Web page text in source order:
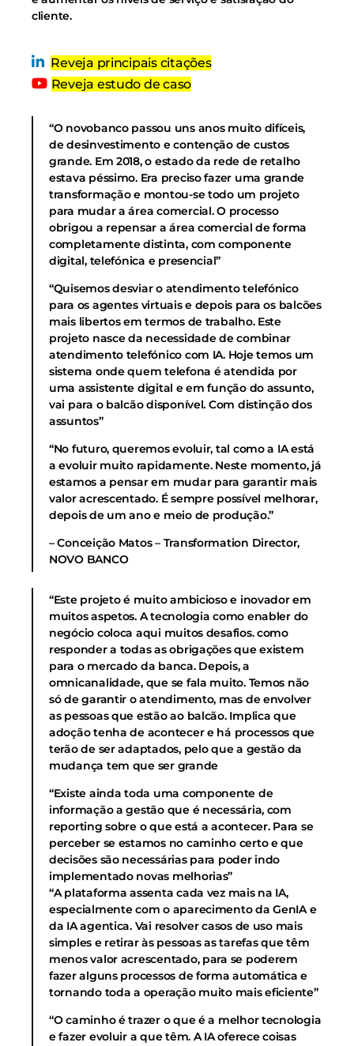
cliente.
Reveja principais citações
Reveja estudo de caso
“O novobanco passou uns anos muito difíceis,
de desinvestimento e contenção de custos
grande. Em 2018, o estado da rede de retalho
estava péssimo. Era preciso fazer uma grande
transformação e montou-se todo um projeto
para mudar a área comercial. O processo
obrigou a repensar a área comercial de forma
completamente distinta, com componente
digital, telefónica e presencial”
“Quisemos desviar o atendimento telefónico
para os agentes virtuais e depois para os balcões
mais libertos em termos de trabalho. Este
projeto nasce da necessidade de combinar
atendimento telefónico com IA. Hoje temos um
sistema onde quem telefona é atendida por
uma assistente digital e em função do assunto,
vai para o balcão disponível. Com distinção dos
assuntos”
“No futuro, queremos evoluir, tal como a IA está
a evoluir muito rapidamente. Neste momento, já
estamos a pensar em mudar para garantir mais
valor acrescentado. É sempre possível melhorar,
depois de um ano e meio de produção.”
– Conceição Matos – Transformation Director,
NOVO BANCO
“Este projeto é muito ambicioso e inovador em
muitos aspetos. A tecnologia como enabler do
negócio coloca aqui muitos desafios. como
responder a todas as obrigações que existem
para o mercado da banca. Depois, a
omnicanalidade, que se fala muito. Temos não
só de garantir o atendimento, mas de envolver
as pessoas que estão ao balcão. Implica que
adoção tenha de acontecer e há processos que
terão de ser adaptados, pelo que a gestão da
mudança tem que ser grande
“Existe ainda toda uma componente de
informação a gestão que é necessária, com
reporting sobre o que está a acontecer. Para se
perceber se estamos no caminho certo e que
decisões são necessárias para poder indo
implementado novas melhorias”
“A plataforma assenta cada vez mais na IA,
especialmente com o aparecimento da GenIA e
da IA agentica. Vai resolver casos de uso mais
simples e retirar às pessoas as tarefas que têm
menos valor acrescentado, para se poderem
fazer alguns processos de forma automática e
tornando toda a operação muito mais eficiente”
“O caminho é trazer o que é a melhor tecnologia
e fazer evoluir a que têm. A IA oferece coisas